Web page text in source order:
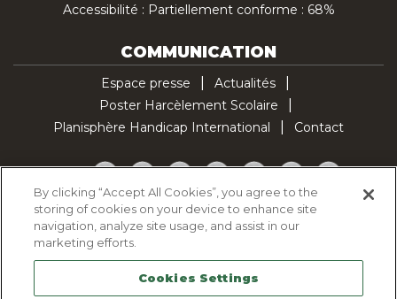
Accessibilité : Partiellement conforme : 68%
COMMUNICATION
Espace presse
Actualités
Poster Harcèlement Scolaire
Planisphère Handicap International
Contact
Facebook
TwitterYouTubePinterestInstagramLinkedInTikTok
Politique d'utilisation des cookies
Politique de confidentialité
Mentions légales
Plan du site
By clicking “Accept All Cookies”, you agree to the
storing of cookies on your device to enhance site
navigation, analyze site usage, and assist in our
marketing efforts.
Cookies Settings